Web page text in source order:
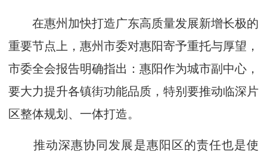
在惠州加快打造广东高质量发展新增长极的
重要节点上，惠州市委对惠阳寄予重托与厚望，
市委全会报告明确指出：惠阳作为城市副中心，
要大力提升各镇街功能品质，特别要推动临深片
区整体规划、一体打造。
推动深惠协同发展是惠阳区的责任也是使